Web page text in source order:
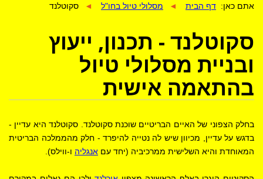
אתם כאן: דף הבית ◄ מסלולי טיול בחו"ל ◄ סקוטלנד
סקוטלנד - תכנון, ייעוץ
ובניית מסלולי טיול
בהתאמה אישית
בחלק הצפוני של האיים הבריטיים שוכנת סקוטלנד. סקוטלנד היא עדיין -
בדגש על עדיין, מכיוון שיש לה נטייה להיפרד - חלק מהממלכה הבריטית
המאוחדת והיא השלישית ממרכיביה (יחד עם אנגליה ו-ווילס).